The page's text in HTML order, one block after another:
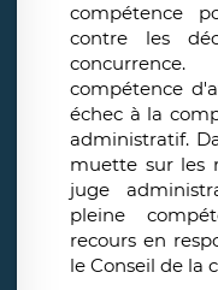
compétence
contre les
compétence
échec à la
administratif.
muette sur les
juge
pleine
recours en
le Conseil de la